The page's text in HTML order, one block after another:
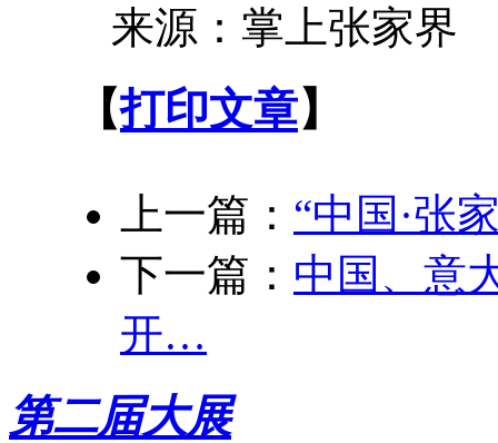
来源：掌上张家界
【打印文章】
上一篇： “中国·张
下一篇： 中国、意
开…
第二届大展